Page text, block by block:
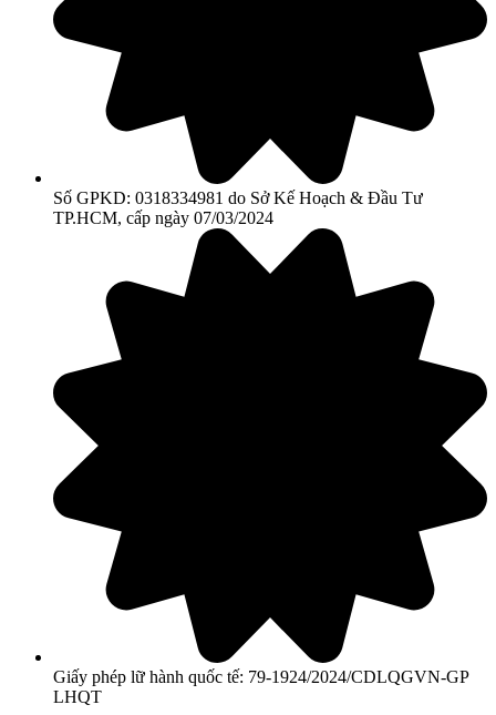
Số GPKD: 0318334981 do Sở Kế Hoạch & Đầu Tư
TP.HCM, cấp ngày 07/03/2024
Giấy phép lữ hành quốc tế: 79-1924/2024/CDLQGVN-GP
LHQT